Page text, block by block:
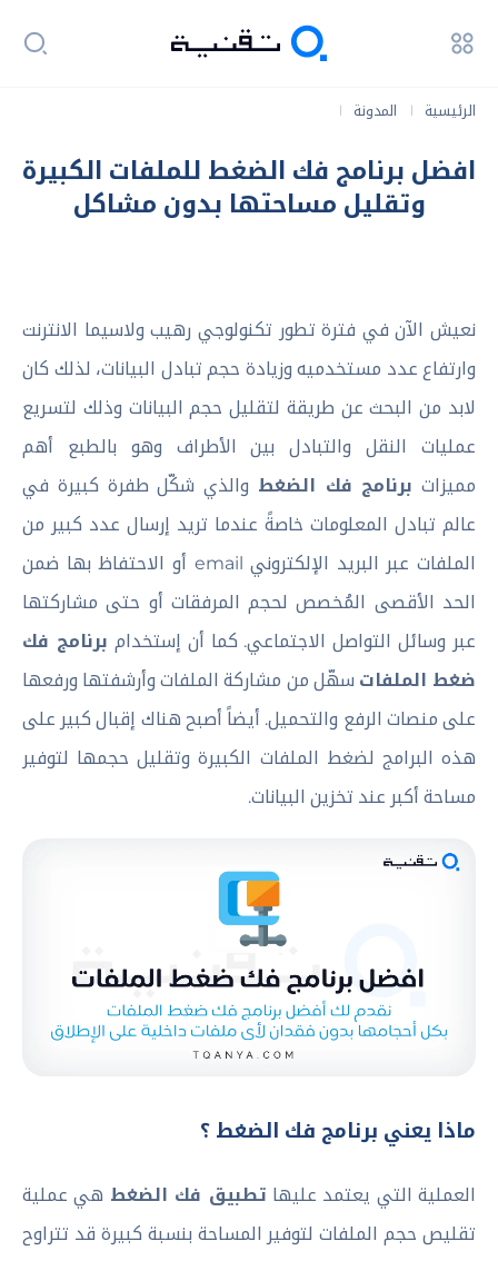
الرئيسية | المدونة |
افضل برنامج فك الضغط للملفات الكبيرة
وتقليل مساحتها بدون مشاكل
نعيش الآن في فترة تطور تكنولوجي رهيب ولاسيما الانترنت
وارتفاع عدد مستخدميه وزيادة حجم تبادل البيانات، لذلك كان
لابد من البحث عن طريقة لتقليل حجم البيانات وذلك لتسريع
عمليات النقل والتبادل بين الأطراف وهو بالطبع أهم
مميزات برنامج فك الضغط والذي شكّل طفرة كبيرة في
عالم تبادل المعلومات خاصةً عندما تريد إرسال عدد كبير من
الملفات عبر البريد الإلكتروني email أو الاحتفاظ بها ضمن
الحد الأقصى المُخصص لحجم المرفقات أو حتى مشاركتها
عبر وسائل التواصل الاجتماعي. كما أن إستخدام برنامج فك
ضغط الملفات سهّل من مشاركة الملفات وأرشفتها ورفعها
على منصات الرفع والتحميل. أيضاً أصبح هناك إقبال كبير على
هذه البرامج لضغط الملفات الكبيرة وتقليل حجمها لتوفير
مساحة أكبر عند تخزين البيانات.
ماذا يعني برنامج فك الضغط ؟
العملية التي يعتمد عليها تطبيق فك الضغط هي عملية
تقليص حجم الملفات لتوفير المساحة بنسبة كبيرة قد تتراوح